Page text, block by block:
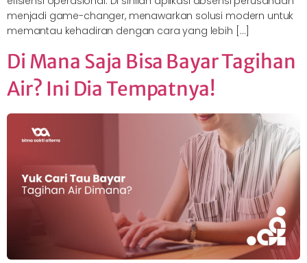
menjadi game-changer, menawarkan solusi modern untuk
memantau kehadiran dengan cara yang lebih […]
Di Mana Saja Bisa Bayar Tagihan
Air? Ini Dia Tempatnya!